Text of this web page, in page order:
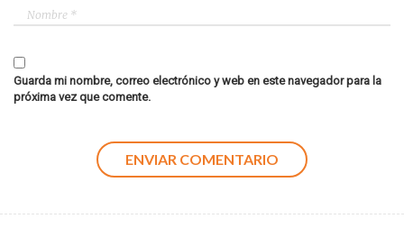
Guarda mi nombre, correo electrónico y web en este navegador para la
próxima vez que comente.